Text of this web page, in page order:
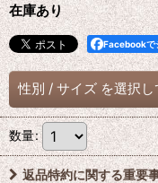
在庫あり
Facebookで
性別 / サイズ を選択
数量:
返品特約に関する重要